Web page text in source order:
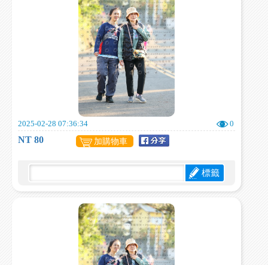
2025-02-28 07:36:34 0
NT 80 加購物車
標籤